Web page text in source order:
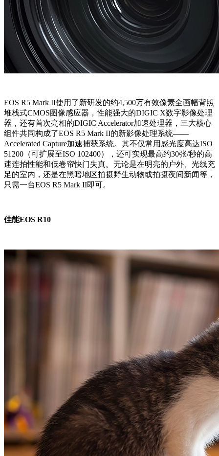
EOS R5 Mark II使用了新研发的约4,500万有效像素全画幅背照
堆栈式CMOS图像感应器，性能强大的DIGIC X数字影像处理
器，还有首次亮相的DIGIC Accelerator加速处理器，三大核心
组件共同构成了EOS R5 Mark II的新影像处理系统——
Accelerated Capture加速捕获系统。其不仅常用感光度高达ISO
51200（可扩展至ISO 102400），还可实现最高约30张/秒的高
速连拍性能和低卷帘快门失真。无论是在明亮的户外、光线充
足的室内，还是在黑暗地区拍摄野生动物或拍摄夜间新闻等，
只需一台EOS R5 Mark II即可。
佳能EOS R10